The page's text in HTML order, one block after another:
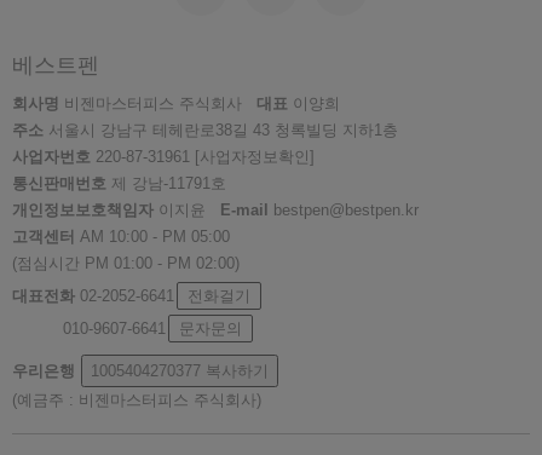
베스트펜
회사명 비젠마스터피스 주식회사 대표 이양희
주소 서울시 강남구 테헤란로38길 43 청록빌딩 지하1층
사업자번호 220-87-31961 [사업자정보확인]
통신판매번호 제 강남-11791호
개인정보보호책임자 이지윤 E-mail bestpen@bestpen.kr
고객센터 AM 10:00 - PM 05:00
(점심시간 PM 01:00 - PM 02:00)
대표전화 02-2052-6641
전화걸기
010-9607-6641
문자문의
우리은행 1005404270377 복사하기
(예금주 : 비젠마스터피스 주식회사)